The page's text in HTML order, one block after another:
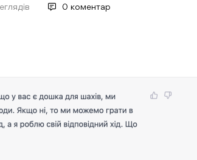
0 коментар